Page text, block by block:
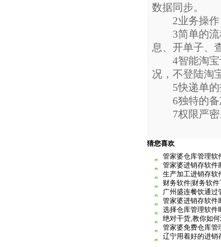
数据同步。
2业务操作
3简单的流
息、开单子、
4智能淘宝
况，不登陆淘
5快递单的
6独特的备
7权限严密
猜您喜欢
管家婆仓库管理软
管家婆进销存软件
生产加工进销存软
财务软件|财务软
广州盛连餐饮通过
管家婆进销存软件
选择仓库管理软件
绝对干货,教你如
管家婆免费仓库管
辽宁用着好的进销